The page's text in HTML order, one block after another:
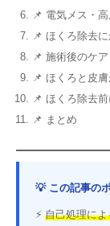
📌 電気メス・
📌 ほくろ除去
📌 施術後のケ
📌 ほくろと皮
📌 ほくろ除去
📌 まとめ
💡 この記事の
⚡ 自己処理に